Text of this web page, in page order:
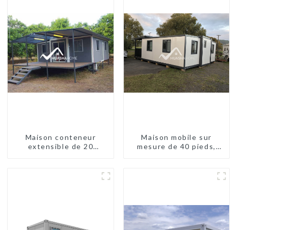
Maison conteneur
extensible de 20
Maison mobile sur
mesure de 40 pieds,